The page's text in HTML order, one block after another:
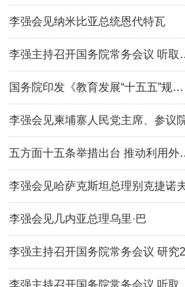
李强会见纳米比亚总统恩代特瓦
李强主持召开国务院常务会议 听取
国务院印发《教育发展“十五五”规…
李强会见柬埔寨人民党主席、参议
五方面十五条举措出台 推动利用外
李强会见哈萨克斯坦总理别克捷诺
李强会见几内亚总理乌里·巴
李强主持召开国务院常务会议 研究
李强主持召开国务院常务会议 听取